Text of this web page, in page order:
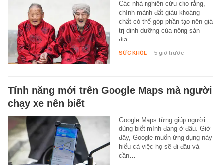
Các nhà nghiên cứu cho rằng,
chính mảnh đất giàu khoáng
chất có thể góp phần tạo nên giá
trị dinh dưỡng của nông sản
địa…
SỨC KHỎE - 5 giờ trước
Tính năng mới trên Google Maps mà người
chạy xe nên biết
Google Maps từng giúp người
dùng biết mình đang ở đâu. Giờ
đây, Google muốn ứng dụng này
hiểu cả việc họ sẽ đi đâu và
cần…